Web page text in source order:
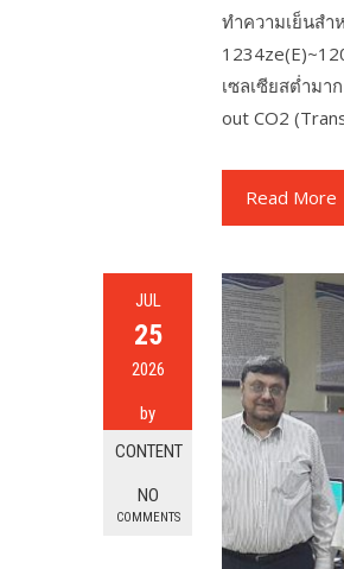
ทำความเย็นสำ
เซลเซียสต่ำมา
out CO2
Read More
JUL
25
2026
by
CONTENT
NO
COMMENTS